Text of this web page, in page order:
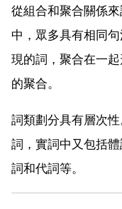
從組合和聚合關係
中，眾多具有相同
現的詞，聚合在一
的聚合。
詞類劃分具有層次
詞，實詞中又包括
詞和代詞等。